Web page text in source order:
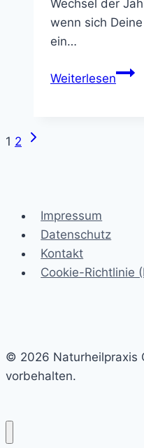
Wechsel der
wenn sich
ein…
Weiterlesen
1 2
Nächste
Impressum
Datenschutz
Kontakt
Cookie-Richtlinie
© 2026 Naturheilpraxis
vorbehalten.